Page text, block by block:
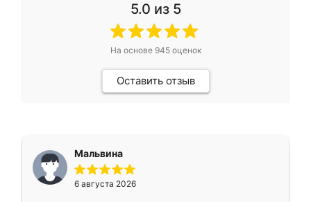
5.0 из 5
На основе 945оценок
Оставить отзыв
Мальвина
6 августа 2026